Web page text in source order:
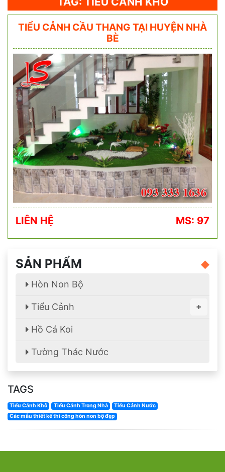
TIỂU CẢNH CẦU THANG TẠI HUYỆN NHÀ
BÈ
LIÊN HỆ MS: 97
SẢN PHẨM
Hòn Non Bộ
+
Tiểu Cảnh
Hồ Cá Koi
Tường Thác Nước
TAGS
Tiểu Cảnh Khô Tiểu Cảnh Trong Nhà
Tiểu Cảnh Nước
Các mẫu thiết kế thi công hòn non bộ đẹp